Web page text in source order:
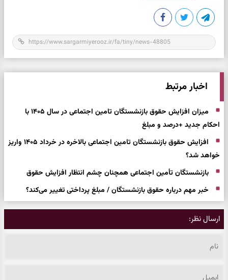
اخبار مرتبط
میزان افزایش حقوق بازنشستگان تامین اجتماعی در سال ۱۴۰۵ با
احکام جدید +درصد و مبلغ
افزایش حقوق بازنشستگان تامین اجتماعی بالاخره در خرداد ۱۴۰۵ واریز
خواهد شد؟
بازنشستگان تأمین اجتماعی همچنان چشم انتظار افزایش حقوق
خبر مهم درباره حقوق بازنشستگان / مبلغ پرداختی تغییر می‌کند؟
ارسال نظر: